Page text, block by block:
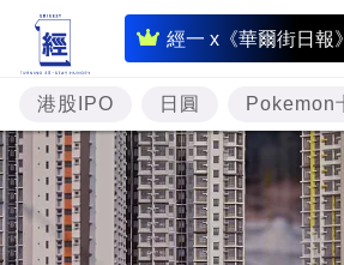
經一 x《華爾街日報》
即
時
財
經
專
題
投
港股IPO 日圓 Pokemon